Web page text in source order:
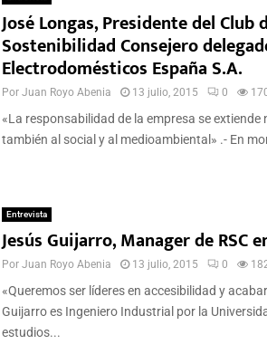
José Longas, Presidente del Club
Sostenibilidad Consejero
Electrodomésticos España S.A.
Por Juan Royo Abenia 13 julio, 2015 0
«La responsabilidad de la empresa se
también al social y al medioambiental» .- En
Entrevista
Jesús Guijarro, Manager de RSC
Por Juan Royo Abenia 13 julio, 2015 0
«Queremos ser líderes en accesibilidad y
Guijarro es Ingeniero Industrial por la
estudios...